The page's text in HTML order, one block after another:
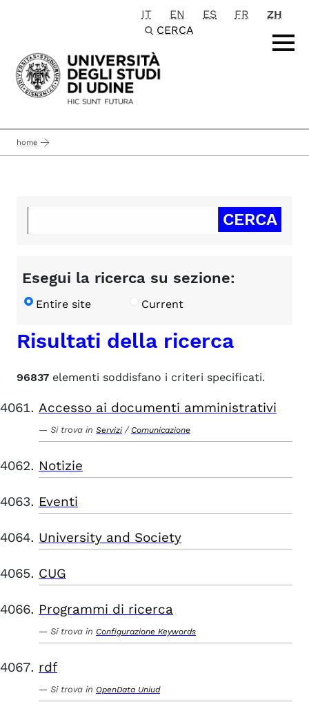
Passa al contenuto principale
IT EN ES FR
ZH
CERCA
home
Esegui la ricerca su sezione:
Entire site Current
Risultati della ricerca
96837 elementi soddisfano i criteri specificati.
Accesso ai documenti amministrativi
Si trova in Servizi / Comunicazione
Notizie
Eventi
University and Society
CUG
Programmi di ricerca
Si trova in Configurazione Keywords
rdf
Si trova in OpenData Uniud